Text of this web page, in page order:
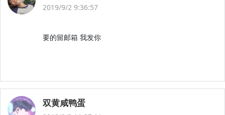
2019/9/2 9:36:57
要的留邮箱 我发你
双黄咸鸭蛋